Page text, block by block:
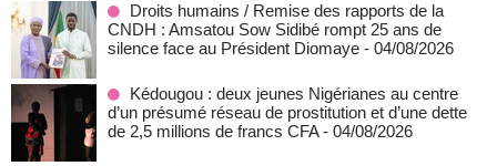
Droits humains / Remise des rapports de la
CNDH : Amsatou Sow Sidibé rompt 25 ans de
silence face au Président Diomaye - 04/08/2026
Kédougou : deux jeunes Nigérianes au centre
d’un présumé réseau de prostitution et d’une dette
de 2,5 millions de francs CFA - 04/08/2026